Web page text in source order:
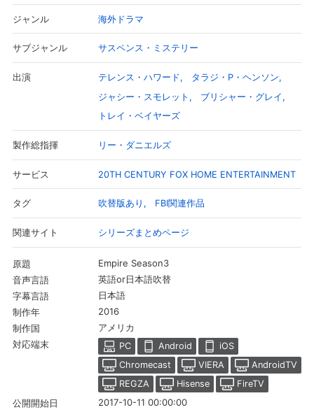
ジャンル 海外ドラマ
サブジャンル サスペンス・ミステリー
出演 テレンス・ハワード
タラジ・P・ヘンソン
ジャシー・スモレット
ブリシャー・グレイ
トレイ・ベイヤーズ
製作総指揮 リー・ダニエルズ
サービス 20TH CENTURY FOX HOME ENTERTAINMENT
タグ 吹替版あり FBI関連作品
関連サイト シリーズまとめページ
原題 Empire Season3
音声言語 英語or日本語吹替
字幕言語 日本語
制作年 2016
制作国 アメリカ
対応端末 PC Android
iOS
Chromecast
VIERA
AndroidTV
REGZA
Hisense
FireTV
公開開始日
2017-10-11 00:00:00